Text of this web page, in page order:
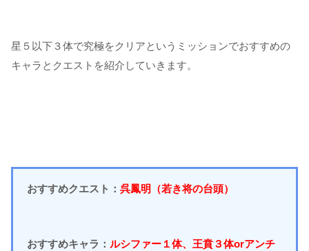
星５以下３体で究極をクリアというミッションでおすすめの
キャラとクエストを紹介していきます。
おすすめクエスト： 呉鳳明（若き将の台頭）
おすすめキャラ： ルシファー１体、王賁３体orアンチ